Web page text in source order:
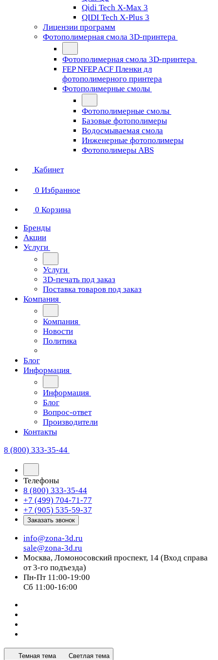
Qidi Tech X-Max 3
QIDI Tech X-Plus 3
Лицензии программ
Фотополимерная смола 3D-принтера
Фотополимерная смола 3D-принтера
FEP NFEP ACF Пленки дл
фотополимерного принтера
Фотополимерные смолы
Фотополимерные смолы
Базовые фотополимеры
Водосмываемая смола
Инженерные фотополимеры
Фотополимеры ABS
Кабинет
0 Избранное
0 Корзина
Бренды
Акции
Услуги
Услуги
3D-печать под заказ
Поставка товаров под заказ
Компания
Компания
Новости
Политика
Блог
Информация
Информация
Блог
Вопрос-ответ
Производители
Контакты
8 (800) 333-35-44
Телефоны
8 (800) 333-35-44
+7 (499) 704-71-77
+7 (905) 535-59-37
Заказать звонок
info@zona-3d.ru
sale@zona-3d.ru
Москва, Ломоносовский проспект, 14 (Вход справа
от 3-го подъезда)
Пн-Пт 11:00-19:00
Сб 11:00-16:00
Темная тема Светлая тема